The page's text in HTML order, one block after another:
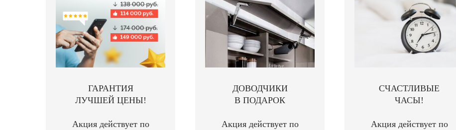
ГАРАНТИЯ
ЛУЧШЕЙ ЦЕНЫ!
Акция действует по
ДОВОДЧИКИ
В ПОДАРОК
Акция действует по
СЧАСТЛИВЫЕ
ЧАСЫ!
Акция действует по